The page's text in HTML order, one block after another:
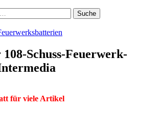
Schuss-Feuerwerk-
für viele Artikel